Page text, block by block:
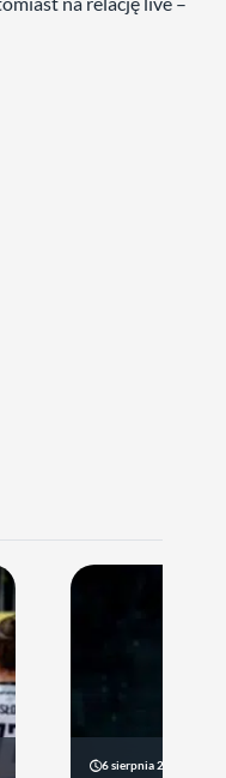
6 sierpnia 2026 17:40